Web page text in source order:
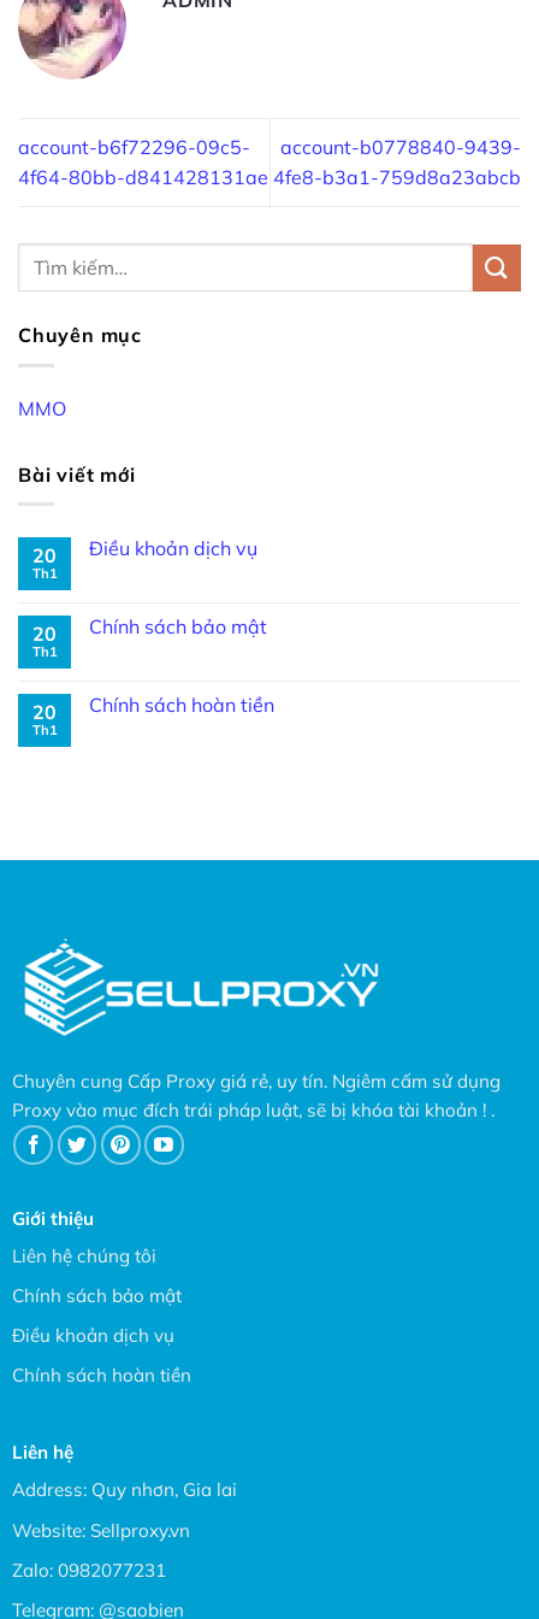
account-b6f72296-09c5-
4f64-80bb-d841428131ae
account-b0778840-9439-
4fe8-b3a1-759d8a23abcb
Chuyên mục
MMO
Bài viết mới
20
Th1
Điều khoản dịch vụ
20
Th1
Chính sách bảo mật
20
Th1
Chính sách hoàn tiền
Chuyên cung Cấp Proxy giá rẻ, uy tín. Ngiêm cấm sử dụng
Proxy vào mục đích trái pháp luật, sẽ bị khóa tài khoản ! .
Giới thiệu
Liên hệ chúng tôi
Chính sách bảo mật
Điều khoản dịch vụ
Chính sách hoàn tiền
Liên hệ
Address: Quy nhơn, Gia lai
Website: Sellproxy.vn
Zalo: 0982077231
Telegram: @saobien